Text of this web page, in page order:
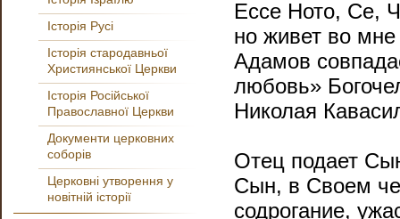
Ессе Ното, Се,
но живет во
Адамов
любовь»
Николая
Отец подает
Сын, в Своем
содрогание,
Історія Русі
Історія стародавньої
Християнської Церкви
Історія Російської
Православної Церкви
Документи церковних
соборів
Церковні утворення у
новітній історії